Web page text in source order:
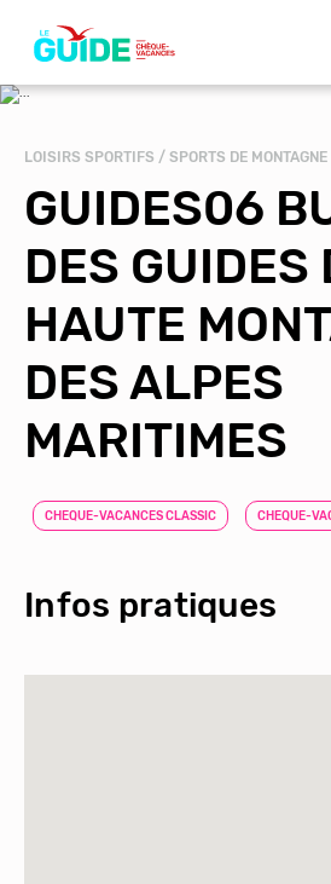
contenu
principal
LOISIRS SPORTIFS / SPORTS DE MONTAGNE
GUIDES06
DES GUIDES
HAUTE
DES ALPES
MARITIMES
CHEQUE-VACANCES CLASSIC CHEQUE-
Infos pratiques